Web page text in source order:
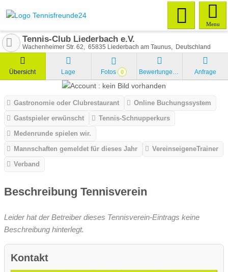
Menu
Tennis-Club Liederbach e.V.
Wachenheimer Str. 62 65835 Liederbach am Taunus Deutschland
Übersicht Lage Fotos 0 Bewertungen Anfrage
Gastronomie oder Clubrestaurant
Online Buchungssystem
Gastspieler erwünscht
Tennis-Schnupperkurs
Medenrunde spielen wir.
Mannschaften gemeldet für dieses Jahr
VereinseigeneTrainer
Verband
Beschreibung Tennisverein
Leider hat der Betreiber dieses Tennisverein-Eintrags keine
Beschreibung hinterlegt.
Kontakt